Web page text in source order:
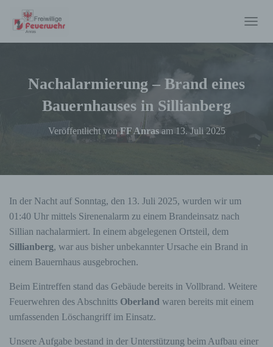
A
Nachalarmierung – Brand eines
Bauernhauses in Sillianberg
Veröffentlicht vonFF Anrasam 13. Juli 2025
In der Nacht auf Sonntag, den 13. Juli 2025, wurden wir um
01:40 Uhr mittels Sirenenalarm zu einem Brandeinsatz nach
Sillian nachalarmiert. In einem abgelegenen Ortsteil, dem
Sillianberg, war aus bisher unbekannter Ursache ein Brand in
einem Bauernhaus ausgebrochen.
Beim Eintreffen stand das Gebäude bereits in Vollbrand. Weitere
Feuerwehren des Abschnitts Oberland waren bereits mit einem
umfassenden Löschangriff im Einsatz.
Unsere Aufgabe bestand in der Unterstützung beim Aufbau einer